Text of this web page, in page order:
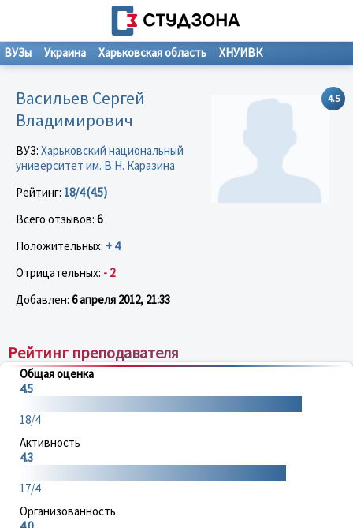
ВУЗы Украина Харьковская область ХНУИВК
4.5
Васильев Сергей
Владимирович
ВУЗ: Харьковский национальный
университет им. В.Н. Каразина
Рейтинг: 18/4 (4.5)
Всего отзывов: 6
Положительных: + 4
Отрицательных: - 2
Добавлен: 6 апреля 2012, 21:33
Рейтинг преподавателя
Общая оценка
4.5
18/4
Активность
4.3
17/4
Организованность